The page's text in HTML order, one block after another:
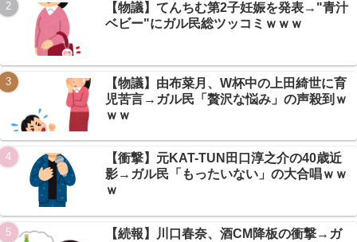
【保存版】NGT48 2026年“激動の8ヶ月”全まとめｗ→卒業ラッシ
ュ・新曲・初センター全部詰め込んだ NEW!
元いいとも青年隊、中居正広の”素顔”を暴露
Powered by livedoor 相互RSS
【物議】てんちむ第2子妊娠を発表→"青汁
ベビー"にガル民総ツッコミｗｗｗ
【物議】由布菜月、W杯中の上田綺世に育
児苦言→ガル民「贅沢な悩み」の声殺到ｗ
ｗｗ
【衝撃】元KAT-TUN田口淳之介の40歳近
影→ガル民「もったいない」の大合唱ｗｗ
ｗ
【続報】川口春奈、酒CM降板の衝撃→ガ